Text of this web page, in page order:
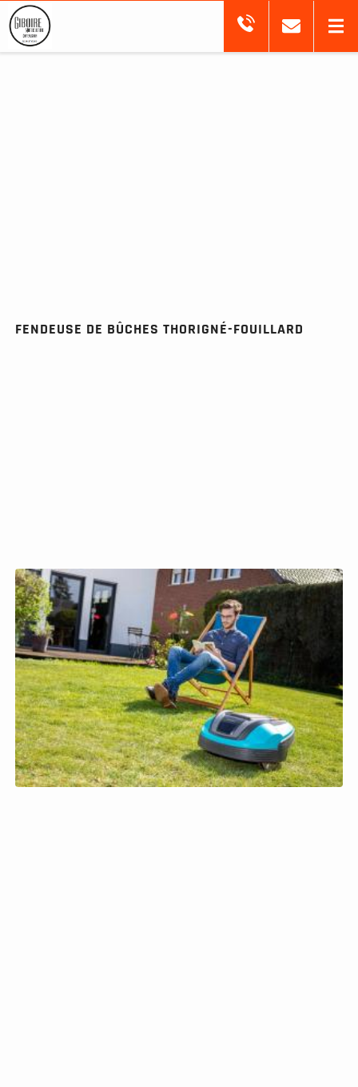
FENDEUSE DE BÛCHES THORIGNÉ-FOUILLARD